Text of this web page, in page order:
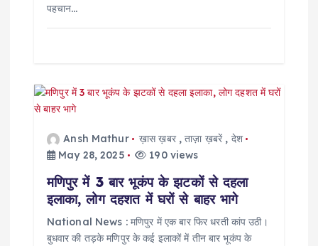
पहचान…
Ansh Mathur ख़ास ख़बर,ताज़ा ख़बरें , देश
May 28, 2025
190 views
मणिपुर में 3 बार भूकंप के झटकों से दहला
इलाका, लोग दहशत में घरों से बाहर भागे
National News : मणिपुर में एक बार फिर धरती कांप उठी।
बुधवार की तड़के मणिपुर के कई इलाकों में तीन बार भूकंप के